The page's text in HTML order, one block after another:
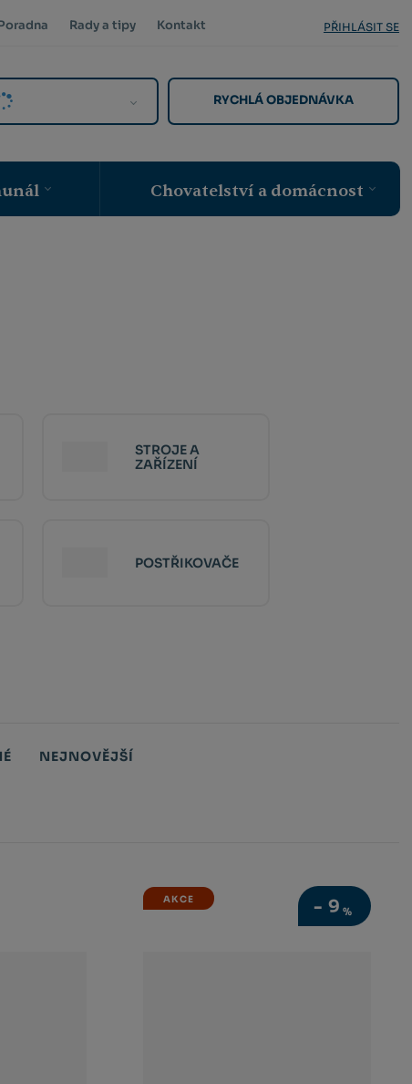
Rady a tipy Kontakt PŘIHLÁSIT SE
RYCHLÁ OBJEDNÁVKA
Chovatelství a domácnost
STROJE A
ZAŘÍZENÍ
POSTŘIKOVAČE
NEJNOVĚJŠÍ
- 9%
AKCE